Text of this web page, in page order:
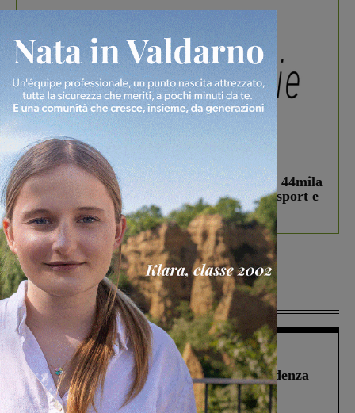
In vetrina 3 Agosto 2026
Estra Notizie agosto: Smart Cities, oltre 44mila
studenti coinvolti, torna il bando per lo sport e
debutta il podcast Estrair
Più lette
Figline Incisa Valdarno 1 Agosto 2026
Piscina di Figline finanziata oltre la scadenza
Pnrr, il gruppo di Fratelli d’Italia: “Un
ringraziamento al Governo”